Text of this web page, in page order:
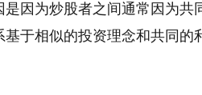
因为炒股者之间通常因为
于相似的投资理念和共同的